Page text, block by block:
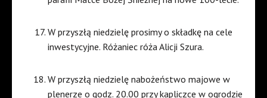
W przyszłą niedzielę prosimy o składkę na cele
inwestycyjne. Różaniec róża Alicji Szura.
W przyszłą niedzielę nabożeństwo majowe w
plenerze o godz. 20.00 przy kapliczce w ogrodzie